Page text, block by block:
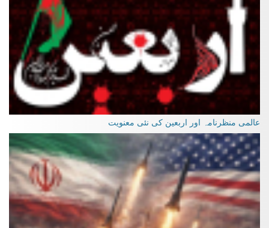
عالمی منظرنامہ اور اربعین کی نئی معنویت